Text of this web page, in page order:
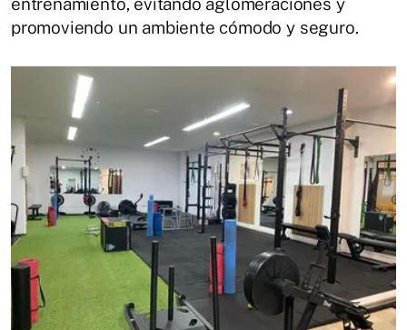
promoviendo un ambiente cómodo y seguro.